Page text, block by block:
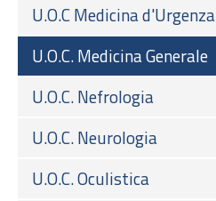
U.O.C Medicina d'Urgenza
U.O.C. Medicina Generale
U.O.C. Nefrologia
U.O.C. Neurologia
U.O.C. Oculistica